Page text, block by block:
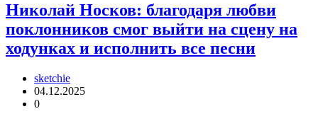
Николай Носков: благодаря любви
поклонников смог выйти на сцену на
ходунках и исполнить все песни
sketchie
04.12.2025
0